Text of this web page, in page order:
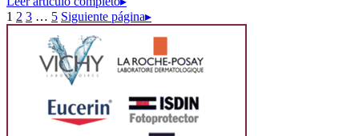
1 2 3 … 5 Siguiente página▸